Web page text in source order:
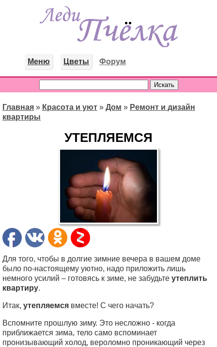
Меню Цветы Форум
Главная » Красота и уют » Дом » Ремонт и дизайн
квартиры
УТЕПЛЯЕМСЯ
Для того, чтобы в долгие зимние вечера в вашем доме
было по-настоящему уютно, надо приложить лишь
немного усилий – готовясь к зиме, не забудьте утеплить
квартиру.
Итак, утепляемся вместе! С чего начать?
Вспомните прошлую зиму. Это несложно - когда
приближается зима, тело само вспоминает
пронизывающий холод, вероломно проникающий через